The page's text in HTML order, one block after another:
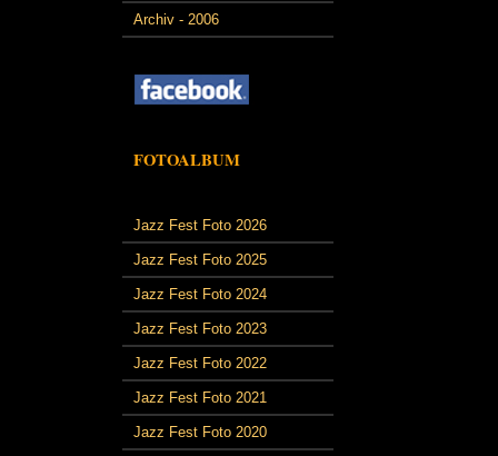
Archiv - 2006
FOTOALBUM
Jazz Fest Foto 2026
Jazz Fest Foto 2025
Jazz Fest Foto 2024
Jazz Fest Foto 2023
Jazz Fest Foto 2022
Jazz Fest Foto 2021
Jazz Fest Foto 2020